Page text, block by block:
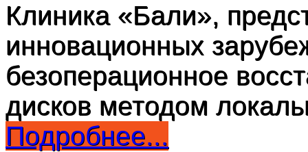
Клиника «Бали»,
инновационных
безоперационное
дисков методом
Подробнее...